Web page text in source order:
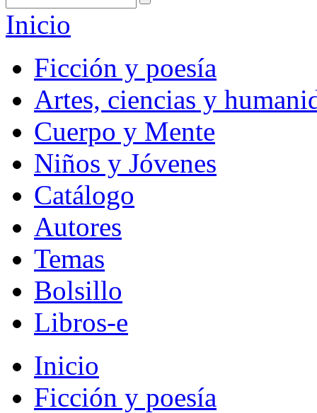
Inicio
Ficción y poesía
Artes, ciencias y
Cuerpo y Mente
Niños y Jóvenes
Catálogo
Autores
Temas
Bolsillo
Libros-e
Inicio
Ficción y poesía